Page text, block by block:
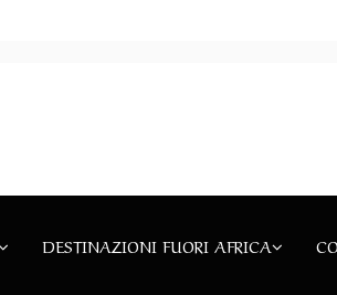
DESTINAZIONI FUORI AFRICA